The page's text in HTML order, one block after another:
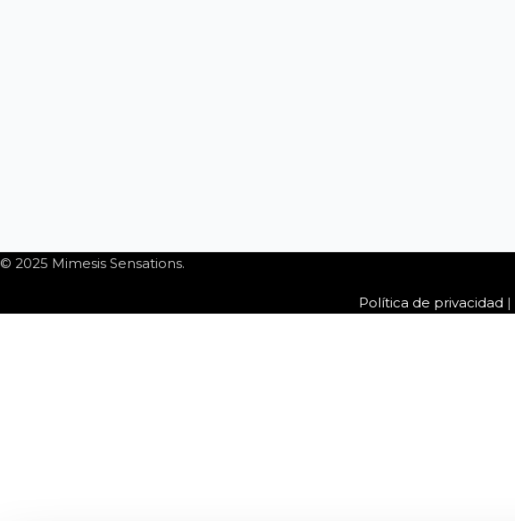
© 2025 Mimesis Sensations.
Política de privacidad |